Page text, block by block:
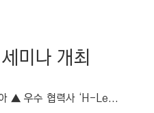
미나 개최
▲ 우수 협력사 ‘H-Le...